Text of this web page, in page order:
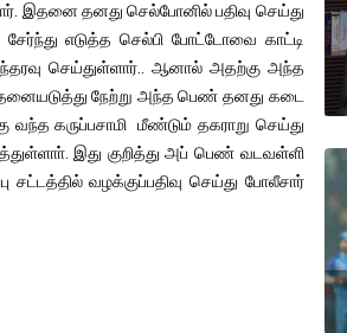
இதனை தனது செல்போனில் பதிவு செய்து
எடுத்த செல்பி போட்டோவை காட்டி
செய்துள்ளார்.. ஆனால் அதற்கு அந்த
நேற்று அந்த பெண் தனது கடை
கருப்பசாமி மீண்டும் தகராறு செய்து
இது குறித்து அப் பெண் வடவள்ளி
வழக்குப்பதிவு செய்து போலீசார்